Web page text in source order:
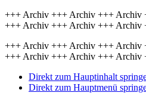
+++ Archiv +++ Archiv +++
+++ Archiv +++ Archiv +++
+++ Archiv +++ Archiv +++
+++ Archiv +++ Archiv +++
Direkt zum Hauptinhalt
Direkt zum Hauptmenü